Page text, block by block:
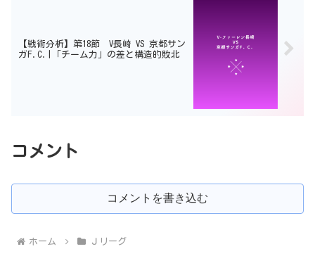
【戦術分析】第18節 V長崎 VS 京都サン
ガF.C.|「チーム力」の差と構造的敗北
コメント
コメントを書き込む
ホーム Ｊリーグ